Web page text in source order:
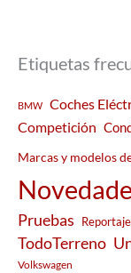
Etiquetas
BMW
Coches
Competición
Marcas y modelos
Pruebas
TodoTerreno
Volkswagen